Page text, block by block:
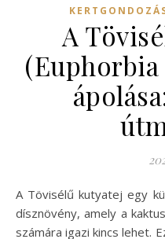
A
A Tövisélű kutyatej egy különleges és egyre népszerűbb
dísznövény, amely a
számára igazi kincs lehet.